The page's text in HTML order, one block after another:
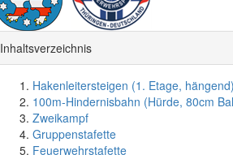
Inhaltsverzeichnis
Hakenleitersteigen (1. Etage,
100m-Hindernisbahn (Hürde, 80cm
Zweikampf
Gruppenstafette
Feuerwehrstafette